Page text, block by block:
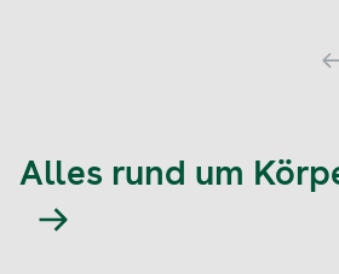
Alles rund um